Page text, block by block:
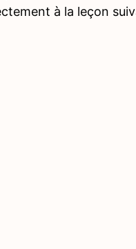
à la leçon